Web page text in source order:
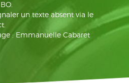
un texte absent via le
: Emmanuelle Cabaret